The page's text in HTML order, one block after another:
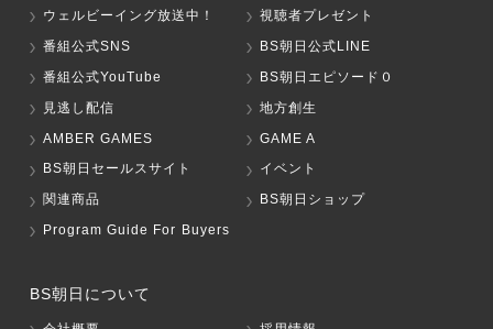
ウェルビーイング放送中！
視聴者プレゼント
番組公式SNS
BS朝日公式LINE
番組公式YouTube
BS朝日エピソード０
見逃し配信
地方創生
AMBER GAMES
GAME A
BS朝日セールスサイト
イベント
関連商品
BS朝日ショップ
Program Guide For Buyers
BS朝日について